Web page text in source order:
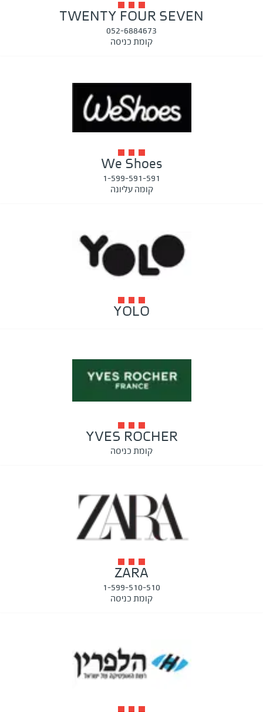
TWENTY FOUR SEVEN
052-6884673
קומת כניסה
We Shoes
1-599-591-591
קומה עליונה
YOLO
YVES ROCHER
קומת כניסה
ZARA
1-599-510-510
קומת כניסה